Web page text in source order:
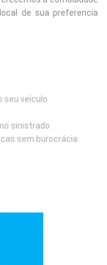
de sua preferencia
seu veículo
sinistrado
sem burocrácia.